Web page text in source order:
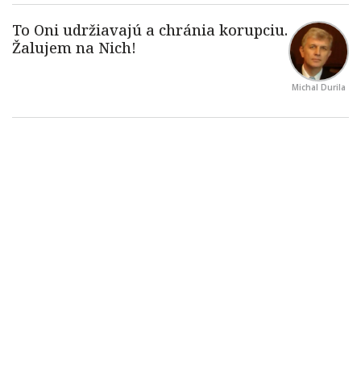
Michal Durila